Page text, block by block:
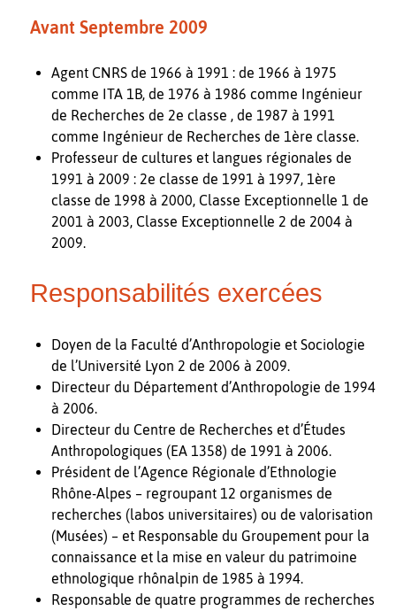
Avant Septembre 2009
Agent CNRS de 1966 à 1991 : de 1966 à 1975
comme ITA 1B, de 1976 à 1986 comme Ingénieur
de Recherches de 2e classe , de 1987 à 1991
comme Ingénieur de Recherches de 1ère classe.
Professeur de cultures et langues régionales de
1991 à 2009 : 2e classe de 1991 à 1997, 1ère
classe de 1998 à 2000, Classe Exceptionnelle 1 de
2001 à 2003, Classe Exceptionnelle 2 de 2004 à
2009.
Responsabilités exercées
Doyen de la Faculté d’Anthropologie et Sociologie
de l’Université Lyon 2 de 2006 à 2009.
Directeur du Département d’Anthropologie de 1994
à 2006.
Directeur du Centre de Recherches et d’Études
Anthropologiques (EA 1358) de 1991 à 2006.
Président de l’Agence Régionale d’Ethnologie
Rhône-Alpes – regroupant 12 organismes de
recherches (labos universitaires) ou de valorisation
(Musées) – et Responsable du Groupement pour la
connaissance et la mise en valeur du patrimoine
ethnologique rhônalpin de 1985 à 1994.
Responsable de quatre programmes de recherches